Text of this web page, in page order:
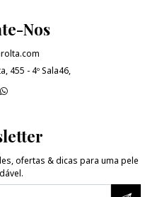
Nos
455 - 4º Sala46,
ofertas & dicas para uma pele